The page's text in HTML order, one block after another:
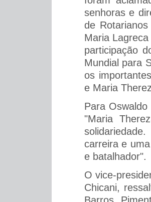
senhoras e
de
Maria
participação
Mundial para
os
e Maria
Para
"Maria
carreira e
e batalhador".
O vice-
Chicani,